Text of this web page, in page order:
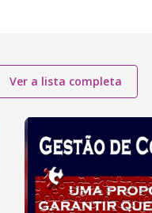
Ver a lista completa